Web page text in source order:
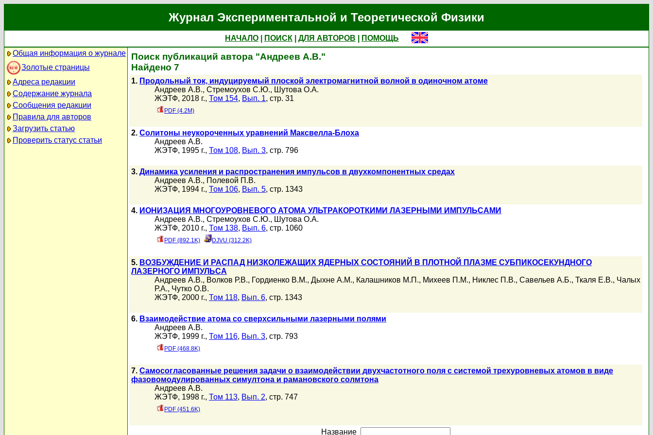
Журнал Экспериментальной и Теоретической Физики
НАЧАЛО ПОИСК ДЛЯ АВТОРОВ
ПОМОЩЬ
Общая информация о журнале
Золотые страницы
Адреса редакции
Содержание журнала
Сообщения редакции
Правила для авторов
Загрузить статью
Проверить статус статьи
Поиск публикаций автора "Андреев А.В."
Найдено 7
1. Продольный ток, индуцируемый плоской электромагнитной волной в одиночном атоме
Андреев А.В., Стремоухов С.Ю., Шутова О.А.
ЖЭТФ, 2018 г., Том 154, Вып. 1, стр. 31
PDF (4.2M)
2. Солитоны неукороченных уравнений Максвелла-Блоха
Андреев А.В.
ЖЭТФ, 1995 г., Том 108, Вып. 3, стр. 796
3. Динамика усиления и распространения импульсов в двухкомпонентных средах
Андреев А.В., Полевой П.В.
ЖЭТФ, 1994 г., Том 106, Вып. 5, стр. 1343
4. ИОНИЗАЦИЯ МНОГОУРОВНЕВОГО АТОМА УЛЬТРАКОРОТКИМИ ЛАЗЕРНЫМИ ИМПУЛЬСАМИ
Андреев А.В., Стремоухов С.Ю., Шутова О.А.
ЖЭТФ, 2010 г., Том 138, Вып. 6, стр. 1060
PDF (892.1K) DJVU (312.2K)
5. ВОЗБУЖДЕНИЕ И РАСПАД НИЗКОЛЕЖАЩИХ ЯДЕРНЫХ СОСТОЯНИЙ В ПЛОТНОЙ ПЛАЗМЕ СУБПИКОСЕКУНДНОГО
ЛАЗЕРНОГО ИМПУЛЬСА
Андреев А.В., Волков Р.В., Гордиенко В.М., Дыхне А.М., Калашников М.П., Михеев П.М., Никлес П.В., Савельев А.Б., Ткаля Е.В., Чалых
Р.А., Чутко О.В.
ЖЭТФ, 2000 г., Том 118, Вып. 6, стр. 1343
6. Взаимодействие атома со сверхсильными лазерными полями
Андреев А.В.
ЖЭТФ, 1999 г., Том 116, Вып. 3, стр. 793
PDF (468.8K)
7. Самосогласованные решения задачи о взаимодействии двухчастотного поля с системой трехуровневых атомов в виде
фазовомодулированных симултона и рамановского солмтона
Андреев А.В.
ЖЭТФ, 1998 г., Том 113, Вып. 2, стр. 747
PDF (451.6K)
Название